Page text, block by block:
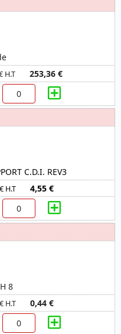
H.T 253,36 €
C.D.I. REV3
H.T 4,55 €
8
H.T 0,44 €